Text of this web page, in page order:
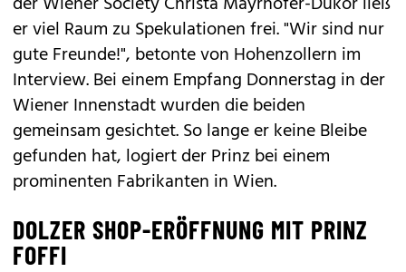
er viel Raum zu Spekulationen frei. "Wir sind nur
gute Freunde!", betonte von Hohenzollern im
Interview. Bei einem Empfang Donnerstag in der
Wiener Innenstadt wurden die beiden
gemeinsam gesichtet. So lange er keine Bleibe
gefunden hat, logiert der Prinz bei einem
prominenten Fabrikanten in Wien.
DOLZER SHOP-ERÖFFNUNG MIT PRINZ
FOFFI